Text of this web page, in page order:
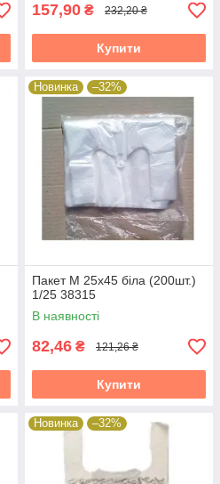
157,90 ₴ 232,20 ₴
Купити
Новинка –32%
Пакет М 25х45 біла (200шт.)
1/25 38315
В наявності
82,46 ₴ 121,26 ₴
Купити
Новинка –32%